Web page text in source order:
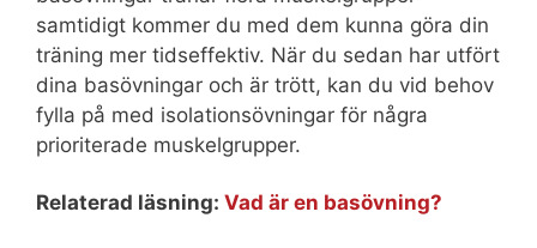
samtidigt kommer du med dem kunna göra din
träning mer tidseffektiv. När du sedan har utfört
dina basövningar och är trött, kan du vid behov
fylla på med isolationsövningar för några
prioriterade muskelgrupper.
Relaterad läsning: Vad är en basövning?